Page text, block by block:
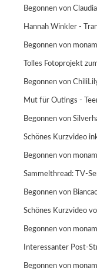
Begonnen von Claudia
Hannah Winkler -
Begonnen von
Tolles Fotoprojekt
Begonnen von
Mut für Outings -
Begonnen von
Schönes Kurzvideo
Begonnen von
Sammelthread: TV-
Begonnen von
Schönes Kurzvideo
Begonnen von
Interessanter Post-
Begonnen von